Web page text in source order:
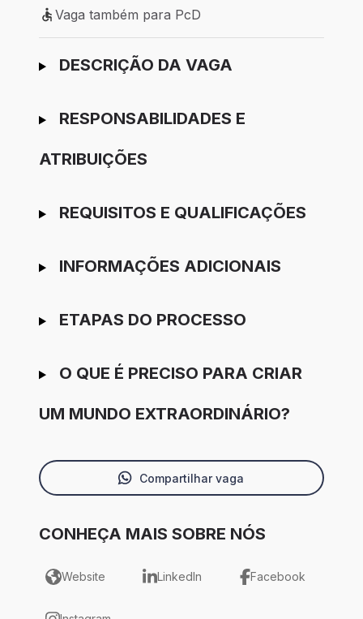
Vaga também para PcD
Vaga também para PcD
Ir para candidatura
DESCRIÇÃO DA VAGA
RESPONSABILIDADES E
ATRIBUIÇÕES
REQUISITOS E QUALIFICAÇÕES
INFORMAÇÕES ADICIONAIS
ETAPAS DO PROCESSO
O QUE É PRECISO PARA CRIAR
UM MUNDO EXTRAORDINÁRIO?
Compartilhar vaga
CONHEÇA MAIS SOBRE NÓS
Website LinkedIn Facebook